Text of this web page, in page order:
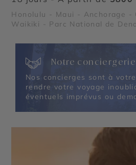
Honolulu - Maui - Anchorage -
Waikiki - Parc National de
Harbor
Notre conciergerie
Nos concierges sont à
rendre votre voyage
éventuels imprévus ou